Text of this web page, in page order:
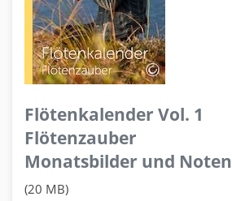
Flötenkalender Vol. 1
Flötenzauber
Monatsbilder und Noten
(20 MB)